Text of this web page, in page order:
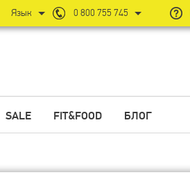
SALE FIT&FOOD БЛОГ
0 800 755 745
Язык